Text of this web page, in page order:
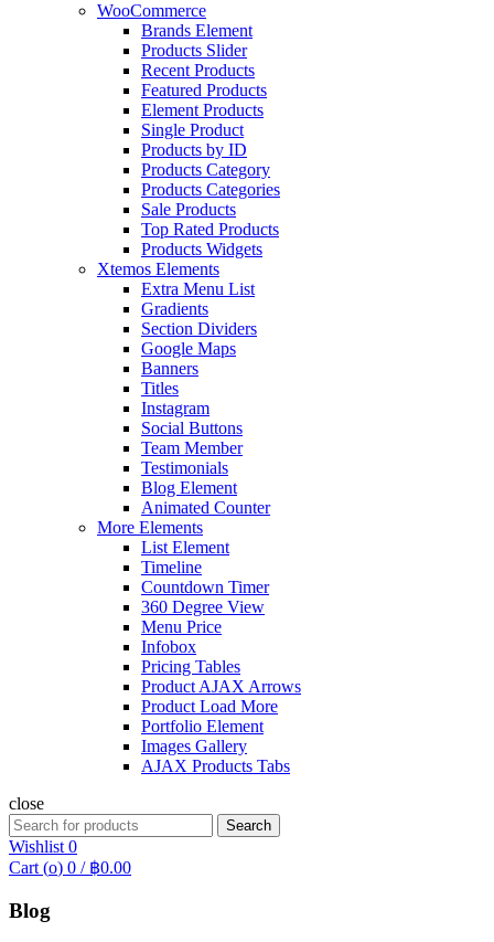
WooCommerce
Brands Element
Products Slider
Recent Products
Featured Products
Element Products
Single Product
Products by ID
Products Category
Products Categories
Sale Products
Top Rated Products
Products Widgets
Xtemos Elements
Extra Menu List
Gradients
Section Dividers
Google Maps
Banners
Titles
Instagram
Social Buttons
Team Member
Testimonials
Blog Element
Animated Counter
More Elements
List Element
Timeline
Countdown Timer
360 Degree View
Menu Price
Infobox
Pricing Tables
Product AJAX Arrows
Product Load More
Portfolio Element
Images Gallery
AJAX Products Tabs
close
Search
for:
Search
Wishlist 0
Cart (o) 0 / ฿0.00
Blog